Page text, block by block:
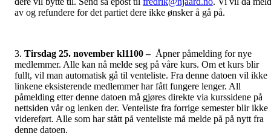
av og refundere for det partiet dere ikke ønsker å gå på.
3. Tirsdag 25. november kl1100 – Åpner påmelding for nye
medlemmer. Alle kan nå melde seg på våre kurs. Om et kurs blir
fullt, vil man automatisk gå til venteliste. Fra denne datoen vil ikke
linkene eksisterende medlemmer har fått fungere lenger. All
påmelding etter denne datoen må gjøres direkte via kurssidene på
nettsiden vår og lenken der. Venteliste fra forrige semester blir ikke
videreført. Alle som har stått på venteliste må melde på på nytt fra
denne datoen.